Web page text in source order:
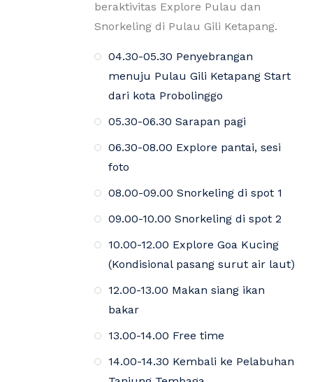
beraktivitas Explore Pulau dan
Snorkeling di Pulau Gili Ketapang.
04.30-05.30 Penyebrangan
menuju Pulau Gili Ketapang Start
dari kota Probolinggo
05.30-06.30 Sarapan pagi
06.30-08.00 Explore pantai, sesi
foto
08.00-09.00 Snorkeling di spot 1
09.00-10.00 Snorkeling di spot 2
10.00-12.00 Explore Goa Kucing
(Kondisional pasang surut air laut)
12.00-13.00 Makan siang ikan
bakar
13.00-14.00 Free time
14.00-14.30 Kembali ke Pelabuhan